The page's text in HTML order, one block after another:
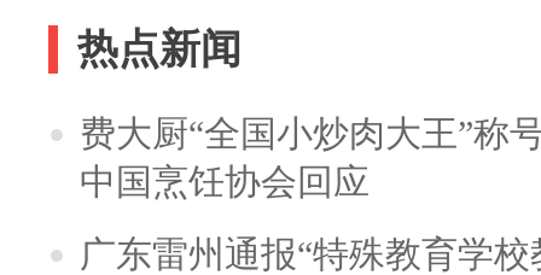
热点新闻
费大厨“全国小炒肉大王”称
中国烹饪协会回应
广东雷州通报“特殊教育学